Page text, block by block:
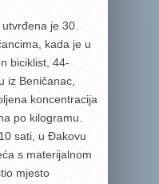
je 30.
kada je u
biciklist, 44-
iz Beničanac,
koncentracija
po kilogramu.
sati, u Đakovu
s materijalnom
mjesto